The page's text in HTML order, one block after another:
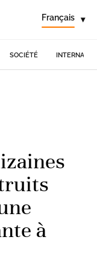
Français ▾
SOCIÉTÉ
à